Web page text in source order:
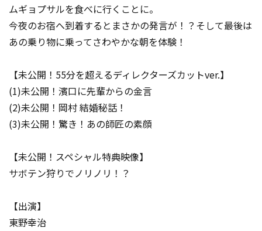
ムギョプサルを食べに行くことに。
今夜のお宿へ到着するとまさかの発言が！？そして最後は
あの乗り物に乗ってさわやかな朝を体験！
【未公開！55分を超えるディレクターズカットver.】
(1)未公開！濱口に先輩からの金言
(2)未公開！岡村 結婚秘話！
(3)未公開！驚き！あの師匠の素顔
【未公開！スペシャル特典映像】
サボテン狩りでノリノリ！？
【出演】
東野幸治